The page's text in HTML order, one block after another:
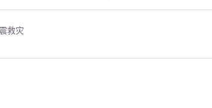
救灾